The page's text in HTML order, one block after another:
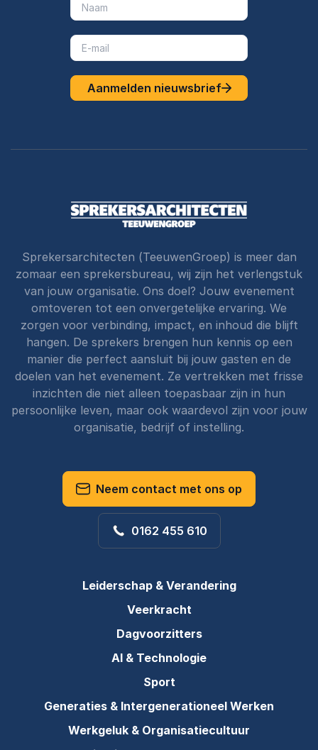
Aanmelden nieuwsbrief
Sprekersarchitecten (TeeuwenGroep) is meer dan
zomaar een sprekersbureau, wij zijn het verlengstuk
van jouw organisatie. Ons doel? Jouw evenement
omtoveren tot een onvergetelijke ervaring. We
zorgen voor verbinding, impact, en inhoud die blijft
hangen. De sprekers brengen hun kennis op een
manier die perfect aansluit bij jouw gasten en de
doelen van het evenement. Ze vertrekken met frisse
inzichten die niet alleen toepasbaar zijn in hun
persoonlijke leven, maar ook waardevol zijn voor jouw
organisatie, bedrijf of instelling.
Neem contact met ons op
0162 455 610
Leiderschap & Verandering
Veerkracht
Dagvoorzitters
AI & Technologie
Sport
Generaties & Intergenerationeel Werken
Werkgeluk & Organisatiecultuur